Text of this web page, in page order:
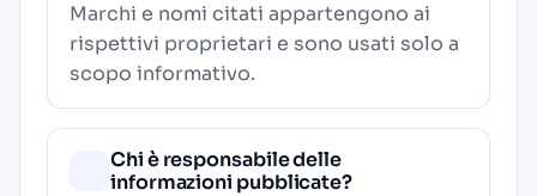
Marchi e nomi citati appartengono ai
rispettivi proprietari e sono usati solo a
scopo informativo.
Chi è responsabile delle
informazioni pubblicate?